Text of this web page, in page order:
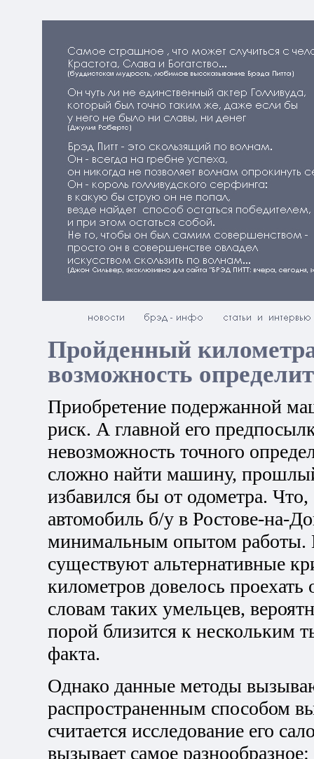
Пройденный
возможность
Приобретение подержанной
риск. А главной его
невозможность точного
сложно найти машину,
избавился бы от одометра.
автомобиль б/у в Ростове-на-
минимальным опытом работы.
существуют альтернативные
километров довелось
словам таких умельцев,
порой близится к нескольким
факта.
Однако данные методы
распространенным способом
считается исследование его
вызывает самое